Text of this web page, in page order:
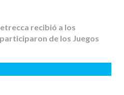
recibió a los
de los Juegos